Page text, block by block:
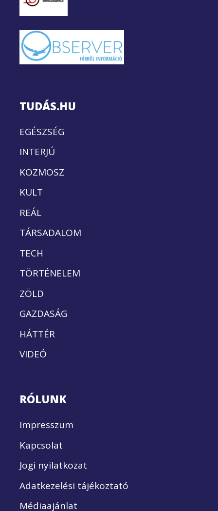
TUDÁS.HU
EGÉSZSÉG
INTERJÚ
KOZMOSZ
KULT
REÁL
TÁRSADALOM
TECH
TÖRTÉNELEM
ZÖLD
GAZDASÁG
HÁTTÉR
VIDEÓ
RÓLUNK
Impresszum
Kapcsolat
Jogi nyilatkozat
Adatkezelési tájékoztató
Médiaajánlat